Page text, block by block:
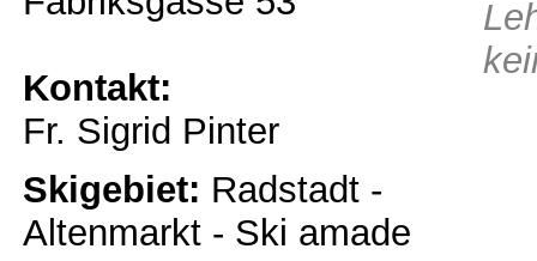
Kontakt:
Fr. Sigrid Pinter
Skigebiet: Radstadt -
Altenmarkt - Ski amade